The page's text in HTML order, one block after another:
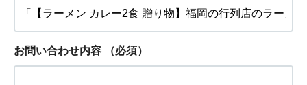
お問い合わせ内容 （必須）